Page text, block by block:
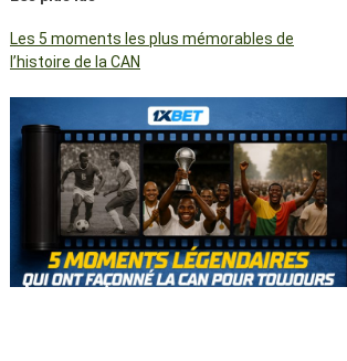
Les 5 moments les plus mémorables de
l’histoire de la CAN